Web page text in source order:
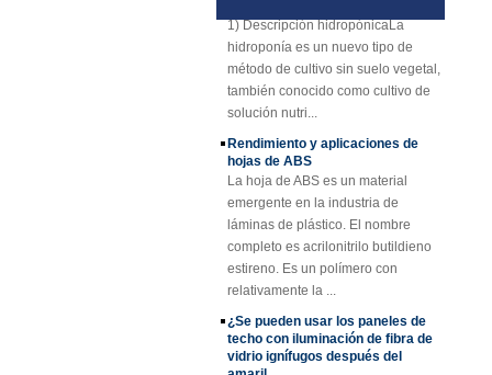
de vidrio FRP PU
de espuma de
plástico para
remolques
con fibra de vidrio
25 mm de grosor
Perfiles plásticos
reforzados fibra de
vidrio del haz de
canal del tubo Rod
de Cuomized
plástico FRP
reforzado con fibra
de vidrio
de FRP tiene muchas ventajas
sobre la colocación de la mano. La
placa del mecanismo FRP tiene
una calidad estable y un espesor
uniforme. Superficie rentable,
ordenada y brillante.
hidroponía es un nuevo tipo de
método de cultivo sin suelo vegetal,
también conocido como cultivo de
solución nutri...
hojas de ABS
La hoja de ABS es un material
emergente en la industria de
láminas de plástico. El nombre
completo es acrilonitrilo butildieno
estireno. Es un polímero con
relativamente la ...
techo con iluminación de fibra de
vidrio ignífugos después del
amaril